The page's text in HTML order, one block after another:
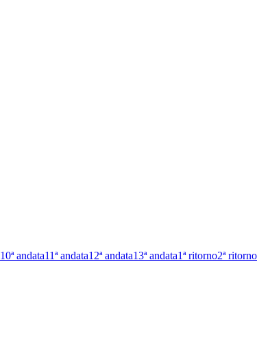
10ª andata11ª andata12ª andata13ª andata1ª ritorno2ª ritorno